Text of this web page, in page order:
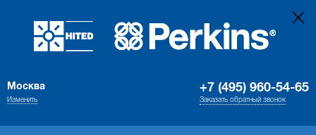
Москва
Изменить
+7 (495) 960-54-65
Заказать обратный звонок